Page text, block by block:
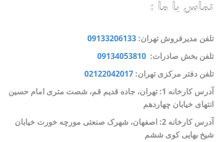
تماس با ما :
تلفن مدیرفروش تهران: 09133206133
تلفن بخش صادرات: 09134053810
تلفن دفتر مرکزی تهران: 02122042017
آدرس کارخانه 1: تهران، جاده قدیم قم، شصت متری امام حسین
انتهای خیابان چهاردهم
آدرس کارخانه 2: اصفهان، شهرک صنعتی مورچه خورت خیابان
شیخ بهایی کوی ششم